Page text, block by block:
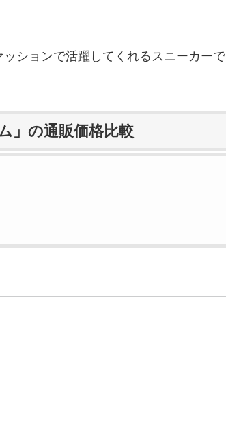
ションで活躍してくれるスニーカーで
」の通販価格比較